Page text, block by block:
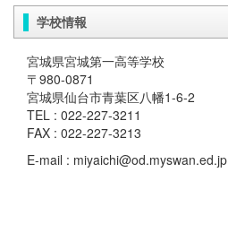
学校情報
宮城県宮城第一高等学校
〒980-0871
宮城県仙台市青葉区八幡1-6-2
TEL : 022-227-3211
FAX : 022-227-3213
E-mail : miyaichi@od.myswan.ed.jp